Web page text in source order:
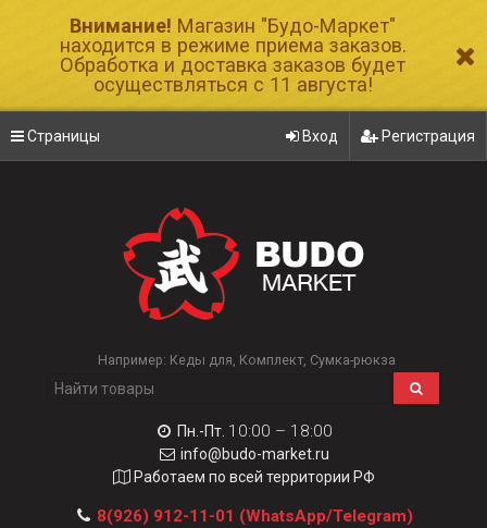
Внимание! Магазин "Будо-Маркет"
находится в режиме приема заказов.
Обработка и доставка заказов будет
осуществляться с 11 августа!
Страницы Вход Регистрация
Например: Кеды для Комплект Сумка-рюкза
Пн.-Пт. 10:00 – 18:00
info@budo-market.ru
Работаем по всей территории РФ
8(926) 912-11-01 (WhatsApp/Telegram)